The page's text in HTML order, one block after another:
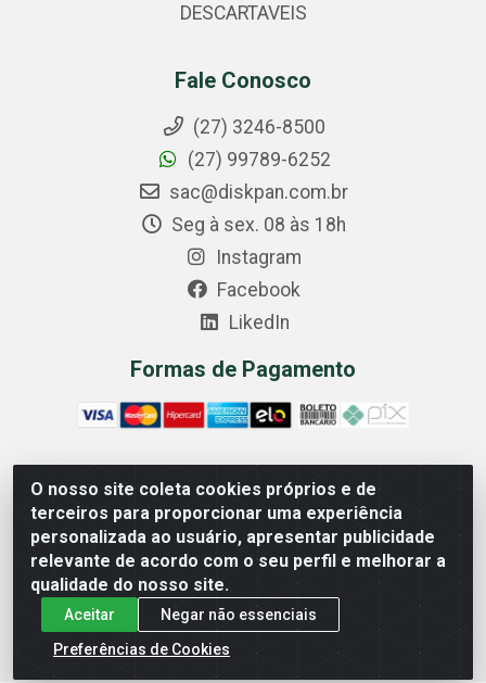
O nosso site coleta cookies próprios e de
terceiros para proporcionar uma experiência
personalizada ao usuário, apresentar publicidade
relevante de acordo com o seu perfil e melhorar a
qualidade do nosso site.
Aceitar
Negar não essenciais
Preferências de Cookies
DESCARTAVEIS
Fale Conosco
(27) 3246-8500
(27) 99789-6252
sac@diskpan.com.br
Seg à sex. 08 às 18h
Instagram
Facebook
LikedIn
Formas de Pagamento
Comercial Diskpan Ltda - Av. Fernando Antonio, 1911 -
Sotelandia, Cariacica/ES - CEP 29140-669 - CNPJ
02.691.482/0001-07